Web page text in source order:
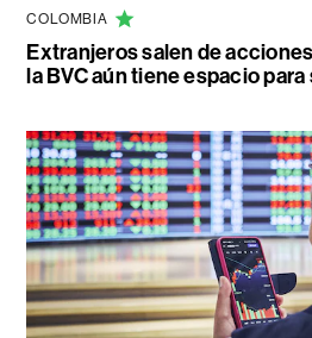
COLOMBIA
Extranjeros salen de
la BVC aún tiene espacio para